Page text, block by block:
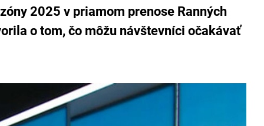
2025 v priamom prenose Ranných
o tom, čo môžu návštevníci očakávať